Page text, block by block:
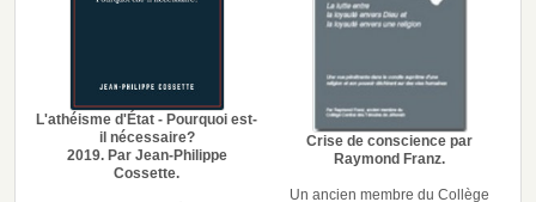
L'athéisme d'État - Pourquoi est-
il nécessaire?
2019. Par Jean-Philippe
Cossette.
Crise de conscience par
Raymond Franz.
Un ancien membre du Collège